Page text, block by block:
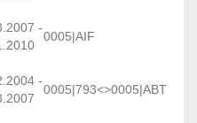
-
0005|AIF
-
0005|793<>0005|ABT